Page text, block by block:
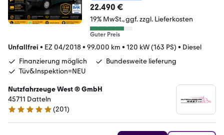
22.490 €
19% MwSt. ggf. zzgl. Lieferkosten
Guter Preis
Unfallfrei • EZ 04/2018• 99.000 km • 120 kW (163 PS) • Diesel
Finanzierung möglich
Bundesweite lieferung
Tüv&Inspektion=NEU
Nutzfahrzeuge West ® GmbH
45711 Datteln
4.9 Sterne
(201)